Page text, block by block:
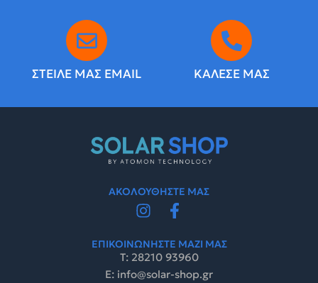
ΣΤΕΙΛΕ ΜΑΣ EMAIL ΚΑΛΕΣΕ ΜΑΣ
ΑΚΟΛΟΥΘΗΣΤΕ ΜΑΣ
ΕΠΙΚΟΙΝΩΝΗΣΤΕ ΜΑΖΙ ΜΑΣ
Τ: 28210 93960
E: info@solar-shop.gr